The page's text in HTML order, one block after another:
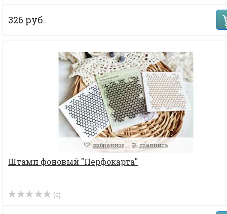
326 руб.
избранное сравнить
Штамп фоновый "Перфокарта"
(0)